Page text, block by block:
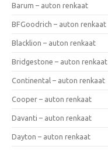
Barum – auton renkaat
BFGoodrich – auton renkaat
Blacklion – auton renkaat
Bridgestone – auton renkaat
Continental – auton renkaat
Cooper – auton renkaat
Davanti – auton renkaat
Dayton – auton renkaat